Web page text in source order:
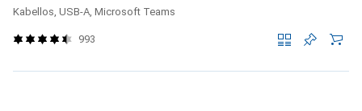
Kabellos, USB-A, Microsoft Teams
993